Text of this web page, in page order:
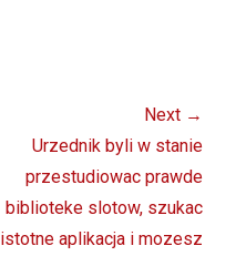
Next →
Urzednik byli w stanie
przestudiowac prawde
biblioteke slotow, szukac
istotne aplikacja i mozesz